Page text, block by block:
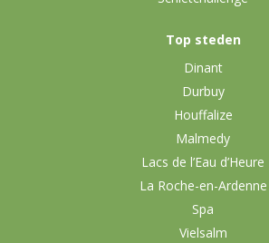
Top steden
Dinant
Durbuy
Houffalize
Malmedy
Lacs de l’Eau d’Heure
La Roche-en-Ardenne
Spa
Vielsalm